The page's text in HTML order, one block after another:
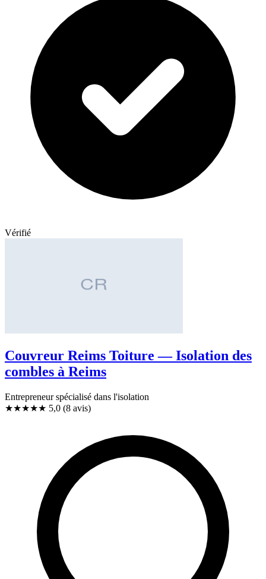
Vérifié
Couvreur Reims Toiture — Isolation des
combles à Reims
Entrepreneur spécialisé dans l'isolation
★★★★★ 5,0 (8 avis)